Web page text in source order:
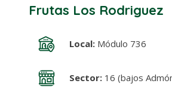
Frutas Los Rodriguez
Local:Módulo 736
Sector:16 (bajos